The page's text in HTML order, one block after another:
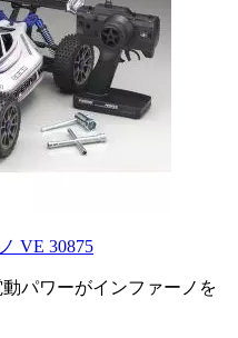
VE 30875
パワーがインファーノを